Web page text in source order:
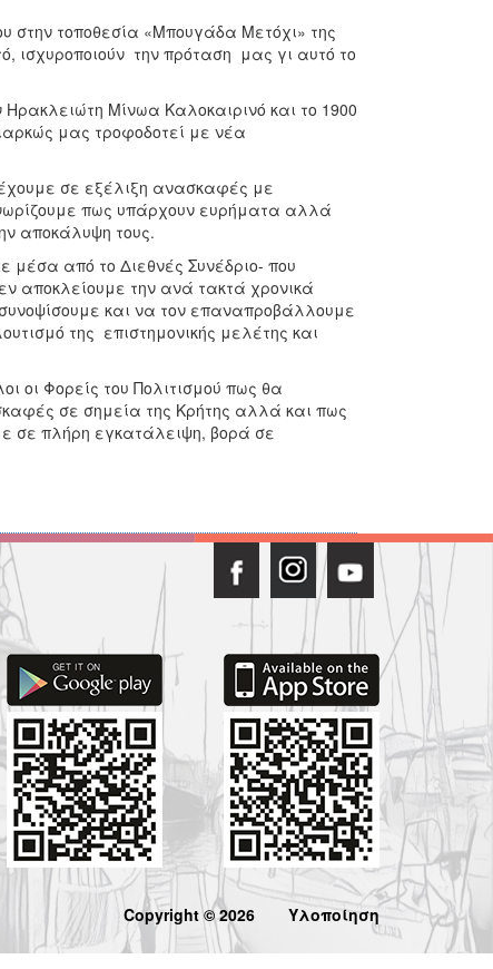
στην τοποθεσία «Μπουγάδα Μετόχι» της
ισχυροποιούν την πρόταση μας γι αυτό το
Μίνωα Καλοκαιρινό και το 1900
μας τροφοδοτεί με νέα
σε εξέλιξη ανασκαφές με
πως υπάρχουν ευρήματα αλλά
αποκάλυψη τους.
από το Διεθνές Συνέδριο- που
αποκλείουμε την ανά τακτά χρονικά
και να τον επαναπροβάλλουμε
της επιστημονικής μελέτης και
οι Φορείς του Πολιτισμού πως θα
σε σημεία της Κρήτης αλλά και πως
σε πλήρη εγκατάλειψη, βορά σε
Copyright © 2026 Υλοποίηση